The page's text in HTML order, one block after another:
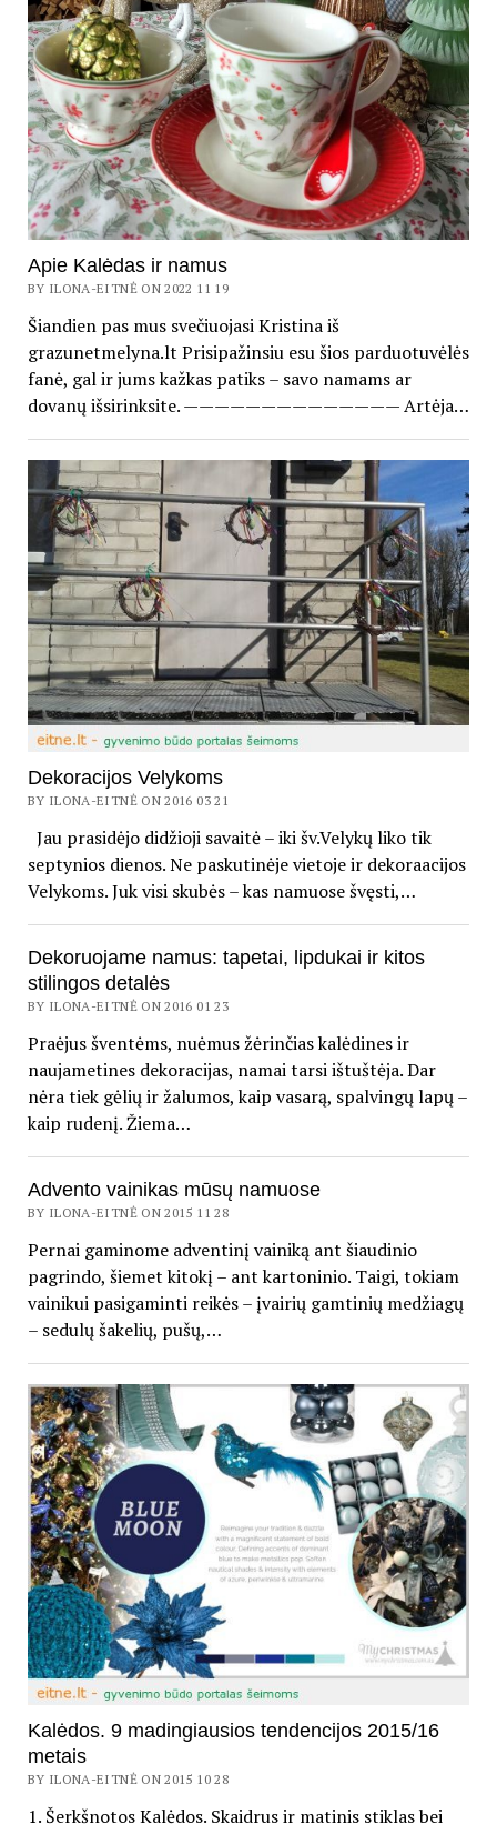
Apie Kalėdas ir namus
BY ILONA-EITNĖ ON 2022 11 19
Šiandien pas mus svečiuojasi Kristina iš
grazunetmelyna.lt Prisipažinsiu esu šios parduotuvėlės
fanė, gal ir jums kažkas patiks – savo namams ar
dovanų išsirinksite. —————————————— Artėja…
Dekoracijos Velykoms
BY ILONA-EITNĖ ON 2016 03 21
Jau prasidėjo didžioji savaitė – iki šv.Velykų liko tik
septynios dienos. Ne paskutinėje vietoje ir dekoraacijos
Velykoms. Juk visi skubės – kas namuose švęsti,…
Dekoruojame namus: tapetai, lipdukai ir kitos
stilingos detalės
BY ILONA-EITNĖ ON 2016 01 23
Praėjus šventėms, nuėmus žėrinčias kalėdines ir
naujametines dekoracijas, namai tarsi ištuštėja. Dar
nėra tiek gėlių ir žalumos, kaip vasarą, spalvingų lapų –
kaip rudenį. Žiema…
Advento vainikas mūsų namuose
BY ILONA-EITNĖ ON 2015 11 28
Pernai gaminome adventinį vainiką ant šiaudinio
pagrindo, šiemet kitokį – ant kartoninio. Taigi, tokiam
vainikui pasigaminti reikės – įvairių gamtinių medžiagų
– sedulų šakelių, pušų,…
Kalėdos. 9 madingiausios tendencijos 2015/16
metais
BY ILONA-EITNĖ ON 2015 10 28
1. Šerkšnotos Kalėdos. Skaidrus ir matinis stiklas bei